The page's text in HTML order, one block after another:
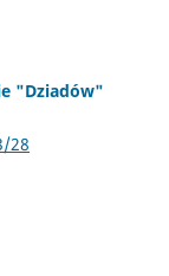
"Dziadów"
28